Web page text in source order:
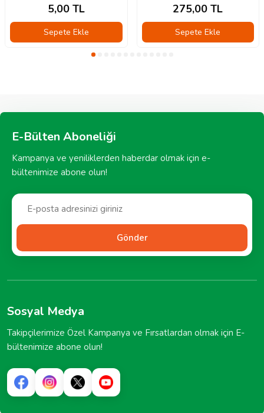
5,00TL
Sepete Ekle
275,00 TL
Sepete Ekle
E-Bülten Aboneliği
Kampanya ve yeniliklerden haberdar olmak için e-
bültenimize abone olun!
Gönder
Sosyal Medya
Takipçilerimize Özel Kampanya ve Fırsatlardan olmak için E-
bültenimize abone olun!